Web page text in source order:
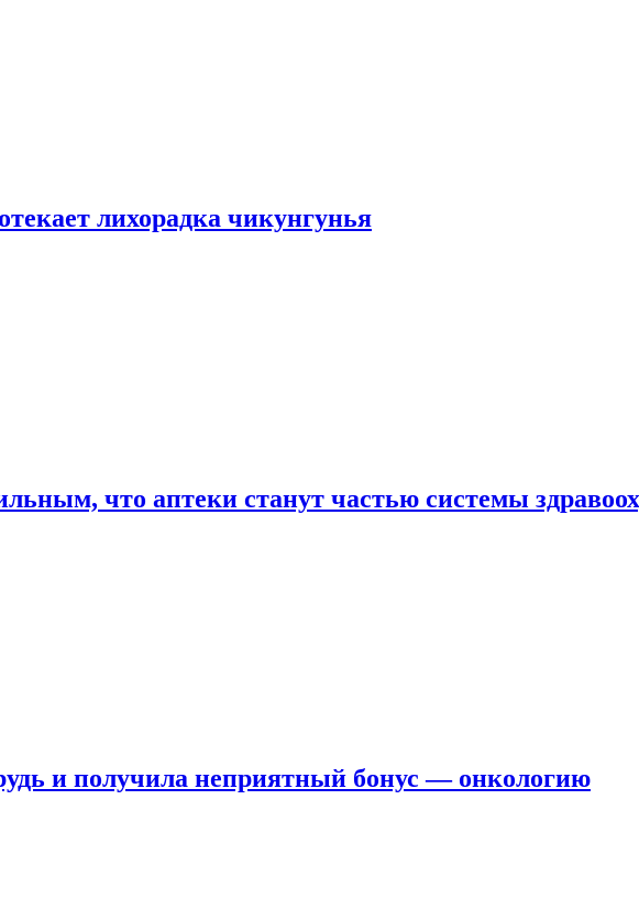
лихорадка чикунгунья
что аптеки станут частью системы
и получила неприятный бонус — онкологию